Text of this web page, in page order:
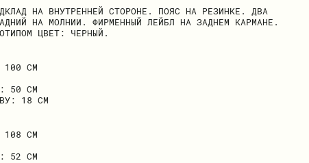
НА ВНУТРЕННЕЙ СТОРОНЕ. ПОЯС НА РЕЗИНКЕ. ДВА
НА МОЛНИИ. ФИРМЕННЫЙ ЛЕЙБЛ НА ЗАДНЕМ КАРМАНЕ.
ЦВЕТ: ЧЕРНЫЙ.
100 СМ
50 СМ
18 СМ
108 СМ
52 СМ